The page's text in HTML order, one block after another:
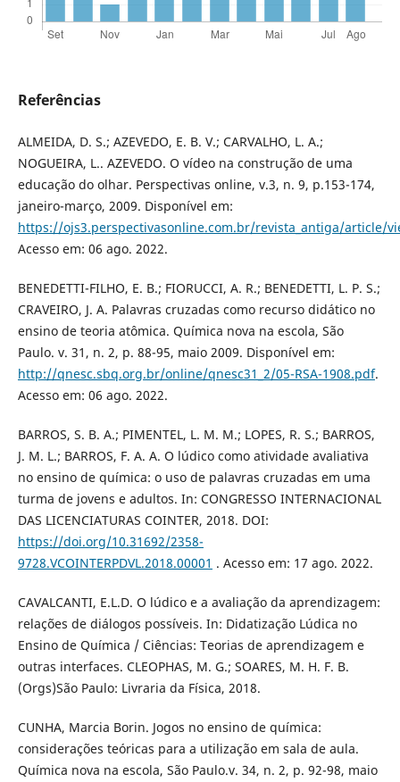
Referências
ALMEIDA, D. S.; AZEVEDO, E. B. V.; CARVALHO, L. A.;
NOGUEIRA, L.. AZEVEDO. O vídeo na construção de uma
educação do olhar. Perspectivas online, v.3, n. 9, p.153-174,
janeiro-março, 2009. Disponível em:
https://ojs3.perspectivasonline.com.br/revista_antiga/article/
Acesso em: 06 ago. 2022.
BENEDETTI-FILHO, E. B.; FIORUCCI, A. R.; BENEDETTI, L. P. S.;
CRAVEIRO, J. A. Palavras cruzadas como recurso didático no
ensino de teoria atômica. Química nova na escola, São
Paulo. v. 31, n. 2, p. 88-95, maio 2009. Disponível em:
http://qnesc.sbq.org.br/online/qnesc31_2/05-RSA-1908.pdf.
Acesso em: 06 ago. 2022.
BARROS, S. B. A.; PIMENTEL, L. M. M.; LOPES, R. S.; BARROS,
J. M. L.; BARROS, F. A. A. O lúdico como atividade avaliativa
no ensino de química: o uso de palavras cruzadas em uma
turma de jovens e adultos. In: CONGRESSO INTERNACIONAL
DAS LICENCIATURAS COINTER, 2018. DOI:
https://doi.org/10.31692/2358-
9728.VCOINTERPDVL.2018.00001 . Acesso em: 17 ago. 2022.
CAVALCANTI, E.L.D. O lúdico e a avaliação da aprendizagem:
relações de diálogos possíveis. In: Didatização Lúdica no
Ensino de Química / Ciências: Teorias de aprendizagem e
outras interfaces. CLEOPHAS, M. G.; SOARES, M. H. F. B.
(Orgs)São Paulo: Livraria da Física, 2018.
CUNHA, Marcia Borin. Jogos no ensino de química:
considerações teóricas para a utilização em sala de aula.
Química nova na escola, São Paulo.v. 34, n. 2, p. 92-98, maio